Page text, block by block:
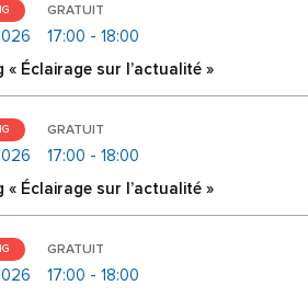
GRATUIT
17:00 - 18:00
« Éclairage sur l’actualité »
GRATUIT
17:00 - 18:00
« Éclairage sur l’actualité »
GRATUIT
17:00 - 18:00